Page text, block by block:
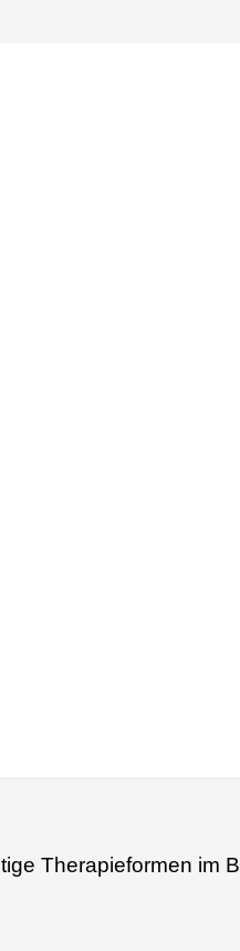
Therapieformen im